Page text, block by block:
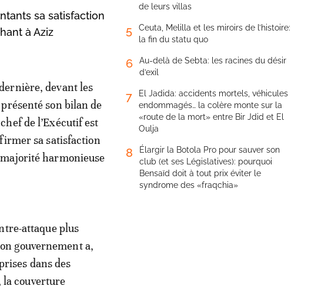
sa satisfaction
à Aziz
devant les
son bilan de
de l’Exécutif est
sa satisfaction
harmonieuse
attaque plus
gouvernement a,
dans des
la couverture
de leurs villas
5
Ceuta, Melilla et les miroirs de l’histoire:
la fin du statu quo
6
Au-delà de Sebta: les racines du désir
d’exil
7
El Jadida: accidents mortels, véhicules
endommagés… la colère monte sur la
«route de la mort» entre Bir Jdid et El
Oulja
8
Élargir la Botola Pro pour sauver son
club (et ses Législatives): pourquoi
Bensaïd doit à tout prix éviter le
syndrome des «fraqchia»